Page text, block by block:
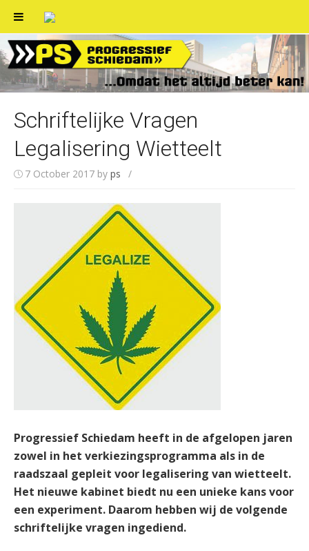
Skip
to
content
Schriftelijke Vragen
Legalisering Wietteelt
7 October 2017 by ps /
Progressief Schiedam heeft in de afgelopen jaren
zowel in het verkiezingsprogramma als in de
raadszaal gepleit voor legalisering van wietteelt.
Het nieuwe kabinet biedt nu een unieke kans voor
een experiment. Daarom hebben wij de volgende
schriftelijke vragen ingediend.